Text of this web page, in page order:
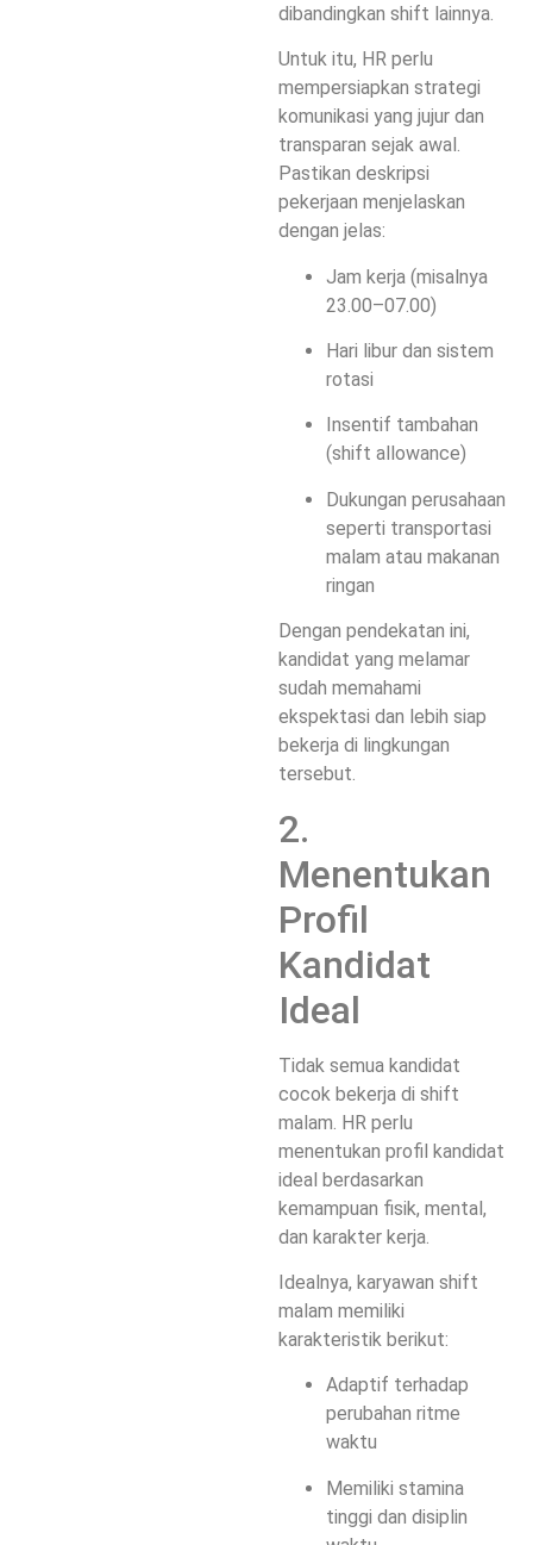
dibandingkan shift lainnya.
Untuk itu, HR perlu
mempersiapkan strategi
komunikasi yang jujur dan
transparan sejak awal.
Pastikan deskripsi
pekerjaan menjelaskan
dengan jelas:
Jam kerja (misalnya
23.00–07.00)
Hari libur dan sistem
rotasi
Insentif tambahan
(shift allowance)
Dukungan perusahaan
seperti transportasi
malam atau makanan
ringan
Dengan pendekatan ini,
kandidat yang melamar
sudah memahami
ekspektasi dan lebih siap
bekerja di lingkungan
tersebut.
2.
Menentukan
Profil
Kandidat
Ideal
Tidak semua kandidat
cocok bekerja di shift
malam. HR perlu
menentukan profil kandidat
ideal berdasarkan
kemampuan fisik, mental,
dan karakter kerja.
Idealnya, karyawan shift
malam memiliki
karakteristik berikut:
Adaptif terhadap
perubahan ritme
waktu
Memiliki stamina
tinggi dan disiplin